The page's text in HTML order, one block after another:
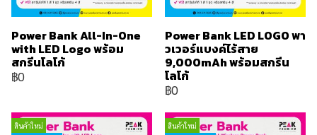
Power Bank All-In-One
with LED Logo พร้อม
สกรีนโลโก้
฿0
Power Bank LED LOGO พา
วเวอร์แบงค์ไร้สาย
9,000mAh พร้อมสกรีน
โลโก้
฿0
สินค้าใหม่
สินค้าใหม่